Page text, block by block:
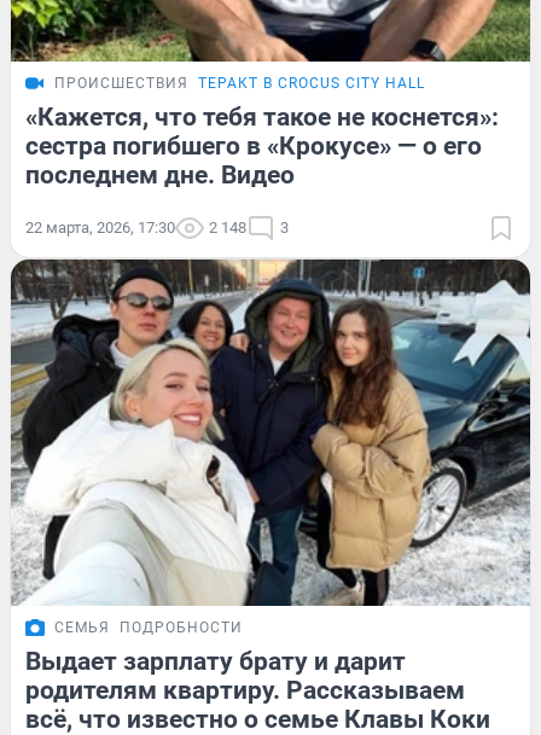
ПРОИСШЕСТВИЯ ТЕРАКТ В CROCUS CITY HALL
«Кажется, что тебя такое не коснется»:
сестра погибшего в «Крокусе» — о его
последнем дне. Видео
22 марта, 2026, 17:30 2 148 3
СЕМЬЯ ПОДРОБНОСТИ
Выдает зарплату брату и дарит
родителям квартиру. Рассказываем
всё, что известно о семье Клавы Коки